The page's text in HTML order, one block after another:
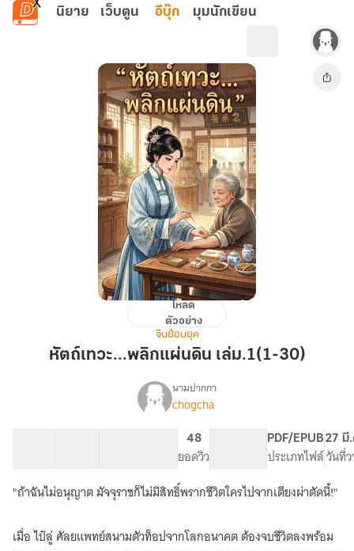
ข้ามไปยังเนื้อหาหลัก
นิยาย เว็บตูน อีบุ๊ก มุมนักเขียน
เทวะ...พลิก
แผ่น
เล่ม.1(1-
โหลด
ตัวอย่าง
จีนย้อนยุค
หัตถ์เทวะ...พลิกแผ่นดิน เล่ม.1(1-30)
เรื่อง
เทวะ...พลิก
แผ่น
ดิน
นามปากกา
chogcha
48
ยอดวิว
PDF/EPUB
ประเภทไฟล์
27 มี
วันที่
"ถ้าฉันไม่อนุญาต มัจจุราชก็ไม่มีสิทธิ์พรากชีวิตใครไปจากเตียงผ่าตัดนี้!"
เมื่อ ไป๋ลู่ ศัลยแพทย์สนามตัวท็อปจากโลกอนาคต ต้องจบชีวิตลงพร้อม